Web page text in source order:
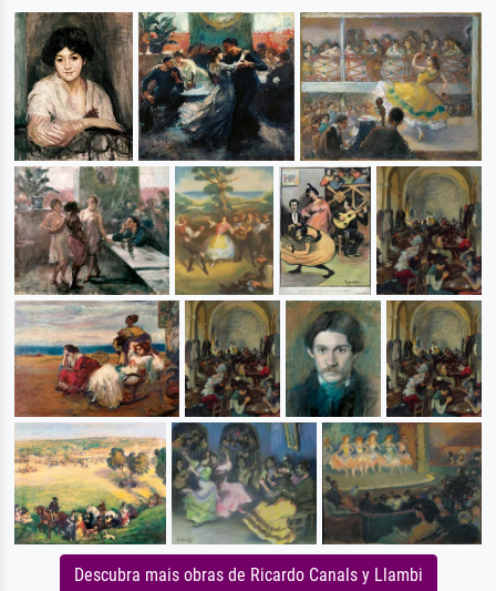
Descubra mais obras de Ricardo Canals y Llambi